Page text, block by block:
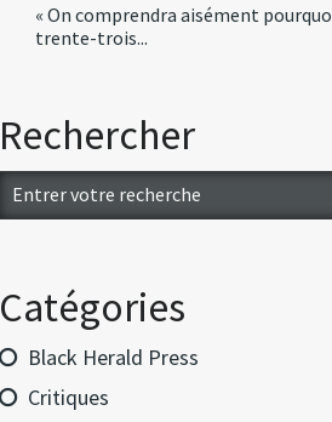
« On comprendra aisément
trente-trois...
Rechercher
Catégories
Black Herald Press
Critiques